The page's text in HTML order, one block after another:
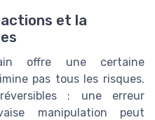
et la
offre une certaine
pas tous les risques.
: une erreur
manipulation peut